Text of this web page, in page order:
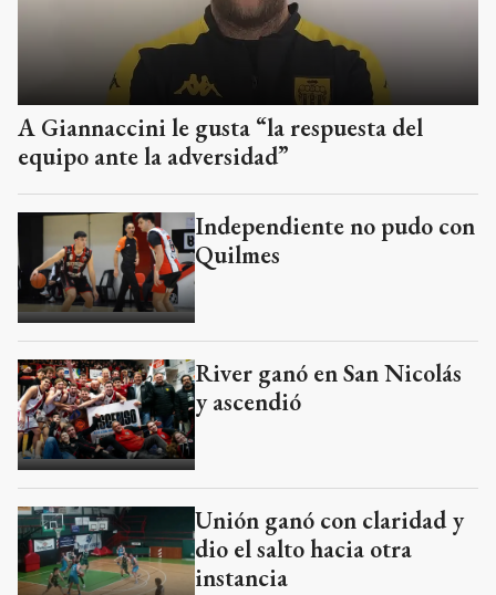
A Giannaccini le gusta “la respuesta del
equipo ante la adversidad”
Independiente no pudo con
Quilmes
River ganó en San Nicolás
y ascendió
Unión ganó con claridad y
dio el salto hacia otra
instancia